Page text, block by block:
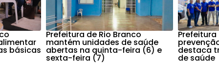
básicas
Prefeitura de Rio Branco
mantém unidades de saúde
abertas na quinta-feira (6) e
sexta-feira (7)
Prefeitura
destaca
de saúde